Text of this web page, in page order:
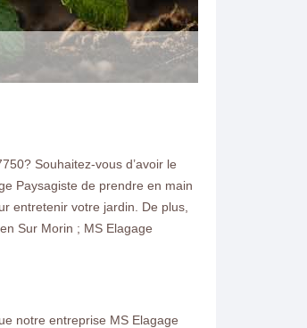
la
Souhaitez-vous d’avoir le
Paysagiste de prendre en main
entretenir votre jardin. De plus,
Sur Morin ; MS Elagage
notre entreprise MS Elagage